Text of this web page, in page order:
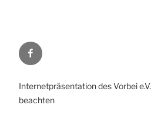
Vorbei
e.V.
Facebook
Internetpräsentation des Vorbei
beachten